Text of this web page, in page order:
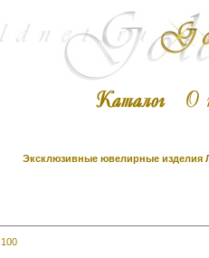
Эксклюзивные ювелирные изделия
100